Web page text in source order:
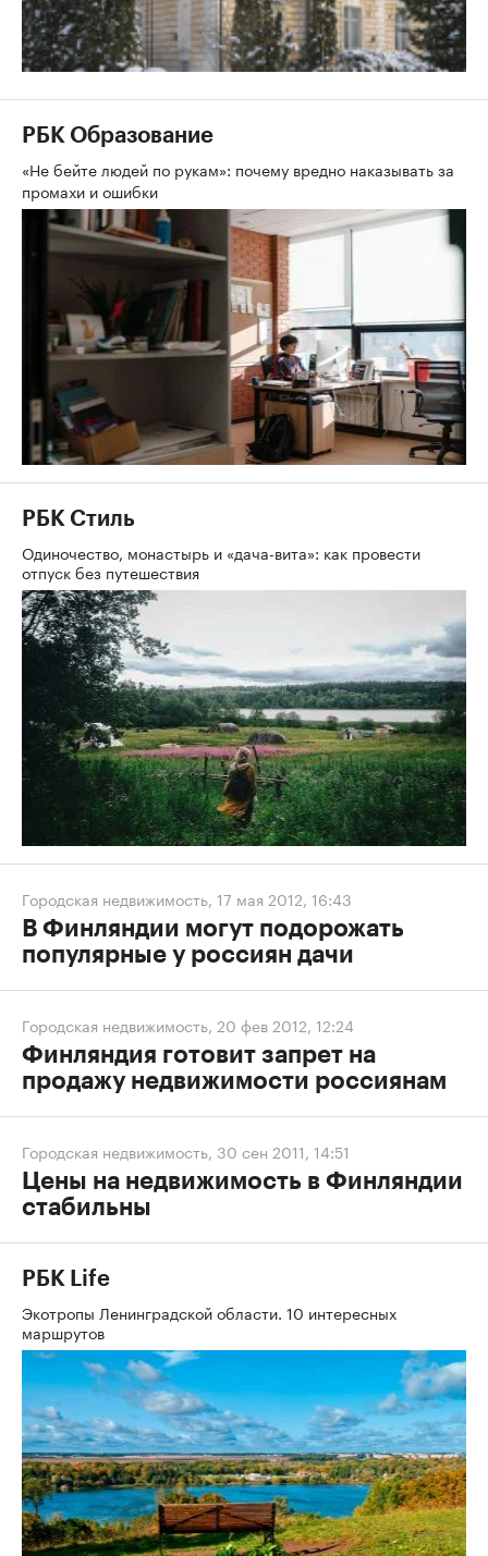
РБК Образование
«Не бейте людей по рукам»: почему вредно наказывать за
промахи и ошибки
РБК Стиль
Одиночество, монастырь и «дача-вита»: как провести
отпуск без путешествия
Городская недвижимость, 17 мая 2012, 16:43
В Финляндии могут подорожать
популярные у россиян дачи
Городская недвижимость, 20 фев 2012, 12:24
Финляндия готовит запрет на
продажу недвижимости россиянам
Городская недвижимость, 30 сен 2011, 14:51
Цены на недвижимость в Финляндии
стабильны
РБК Life
Экотропы Ленинградской области. 10 интересных
маршрутов